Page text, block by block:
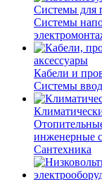
Системы для
Системы
аксессуары
Кабели и
Системы
инженерные
Сантехника